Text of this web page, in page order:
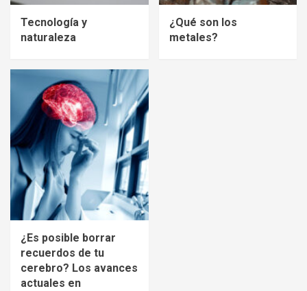
Tecnología y
naturaleza
¿Qué son los
metales?
¿Es posible borrar
recuerdos de tu
cerebro? Los avances
actuales en